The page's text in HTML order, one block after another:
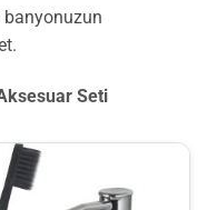
banyonuzun
Seti